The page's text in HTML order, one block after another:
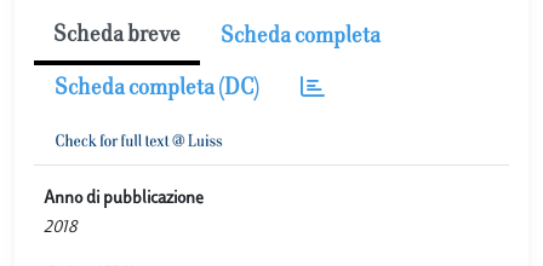
Scheda breve Scheda completa
Scheda completa (DC)
Anno di pubblicazione
2018